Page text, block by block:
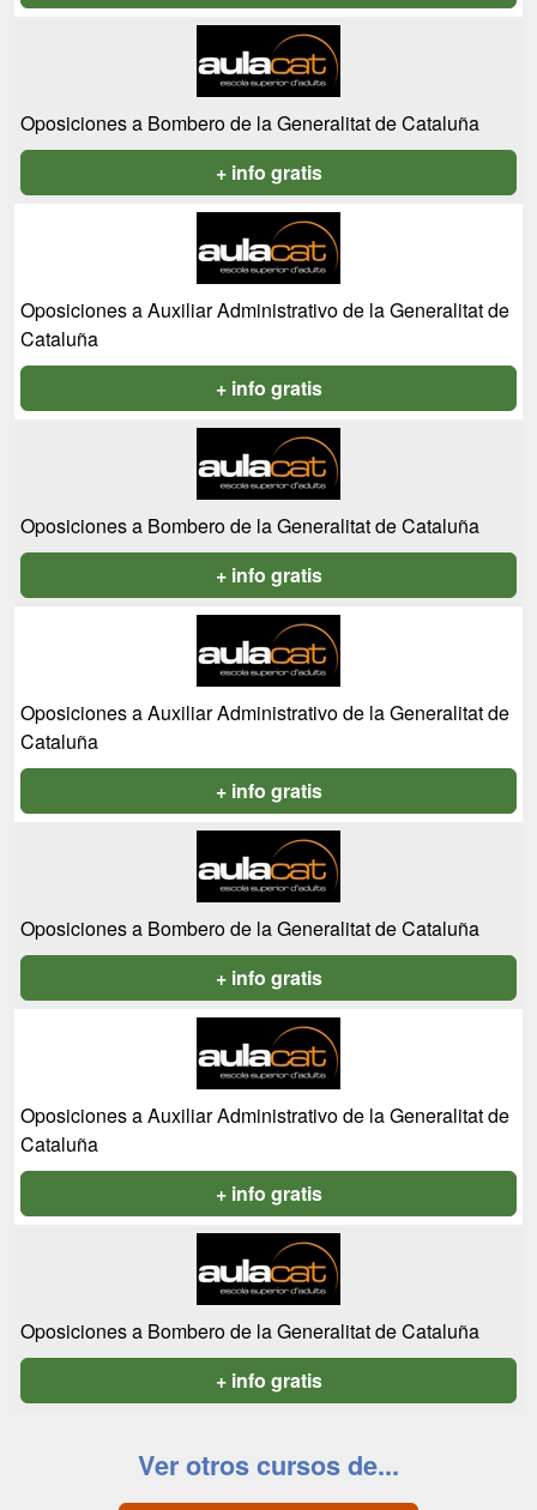
Oposiciones a Bombero de la Generalitat de Cataluña
+ info gratis
Oposiciones a Auxiliar Administrativo de la Generalitat de
Cataluña
+ info gratis
Oposiciones a Bombero de la Generalitat de Cataluña
+ info gratis
Oposiciones a Auxiliar Administrativo de la Generalitat de
Cataluña
+ info gratis
Oposiciones a Bombero de la Generalitat de Cataluña
+ info gratis
Oposiciones a Auxiliar Administrativo de la Generalitat de
Cataluña
+ info gratis
Oposiciones a Bombero de la Generalitat de Cataluña
+ info gratis
Ver otros cursos de...